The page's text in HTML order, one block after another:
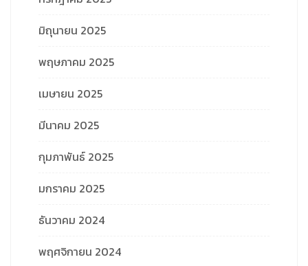
มิถุนายน 2025
พฤษภาคม 2025
เมษายน 2025
มีนาคม 2025
กุมภาพันธ์ 2025
มกราคม 2025
ธันวาคม 2024
พฤศจิกายน 2024